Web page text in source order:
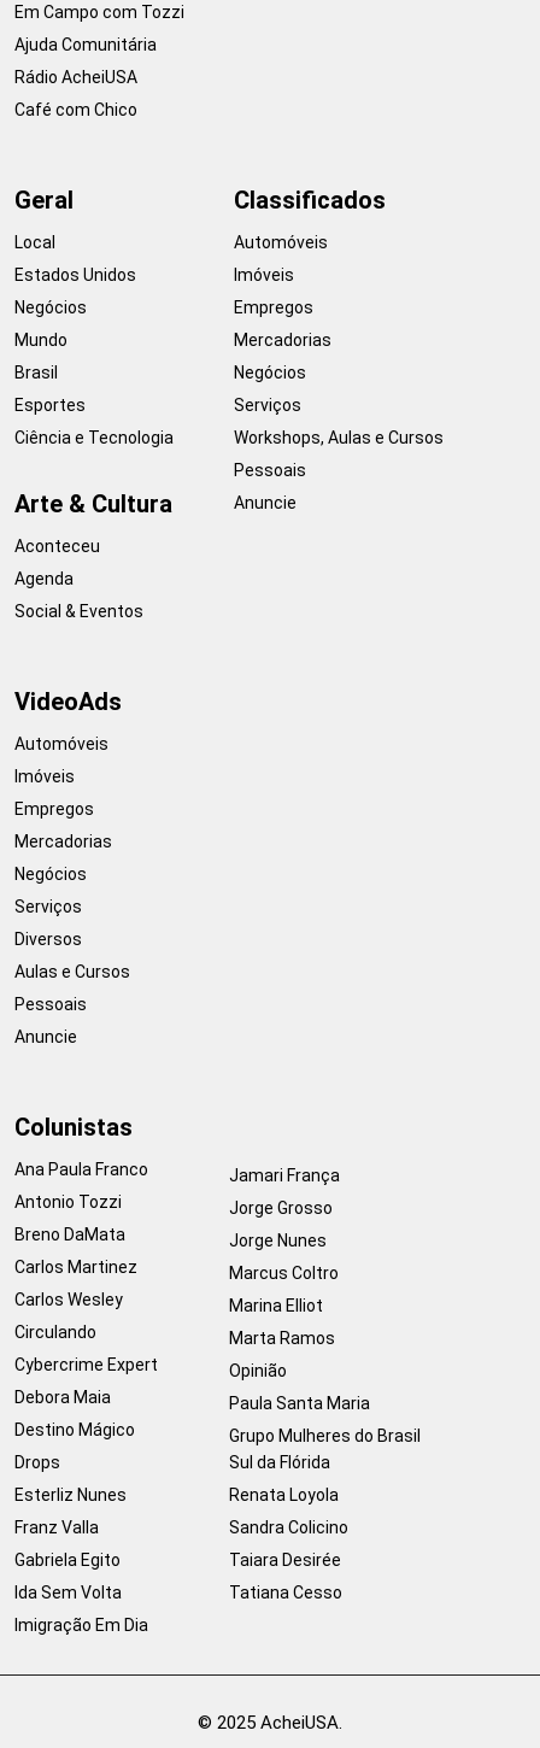
Em Campo com Tozzi
Ajuda Comunitária
Rádio AcheiUSA
Café com Chico
Geral
Local
Estados Unidos
Negócios
Mundo
Brasil
Esportes
Ciência e Tecnologia
Arte & Cultura
Aconteceu
Agenda
Social & Eventos
Classificados
Automóveis
Imóveis
Empregos
Mercadorias
Negócios
Serviços
Workshops, Aulas e Cursos
Pessoais
Anuncie
VideoAds
Automóveis
Imóveis
Empregos
Mercadorias
Negócios
Serviços
Diversos
Aulas e Cursos
Pessoais
Anuncie
Colunistas
Ana Paula Franco
Antonio Tozzi
Breno DaMata
Carlos Martinez
Carlos Wesley
Circulando
Cybercrime Expert
Debora Maia
Destino Mágico
Drops
Esterliz Nunes
Franz Valla
Gabriela Egito
Ida Sem Volta
Imigração Em Dia
Jamari França
Jorge Grosso
Jorge Nunes
Marcus Coltro
Marina Elliot
Marta Ramos
Opinião
Paula Santa Maria
Grupo Mulheres do Brasil
Sul da Flórida
Renata Loyola
Sandra Colicino
Taiara Desirée
Tatiana Cesso
© 2025 AcheiUSA.